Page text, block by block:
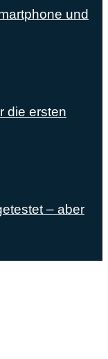
und
die ersten
– aber